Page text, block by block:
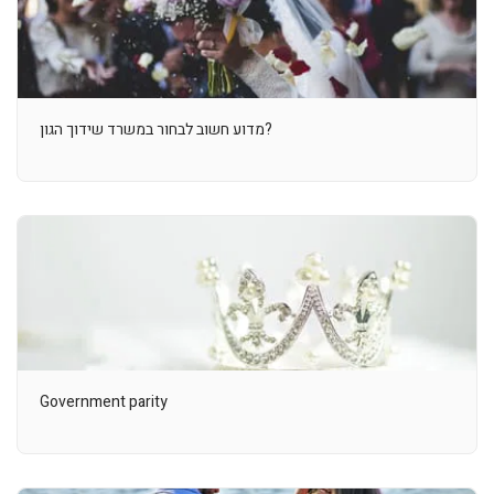
מדוע חשוב לבחור במשרד שידוך הגון?
Government parity